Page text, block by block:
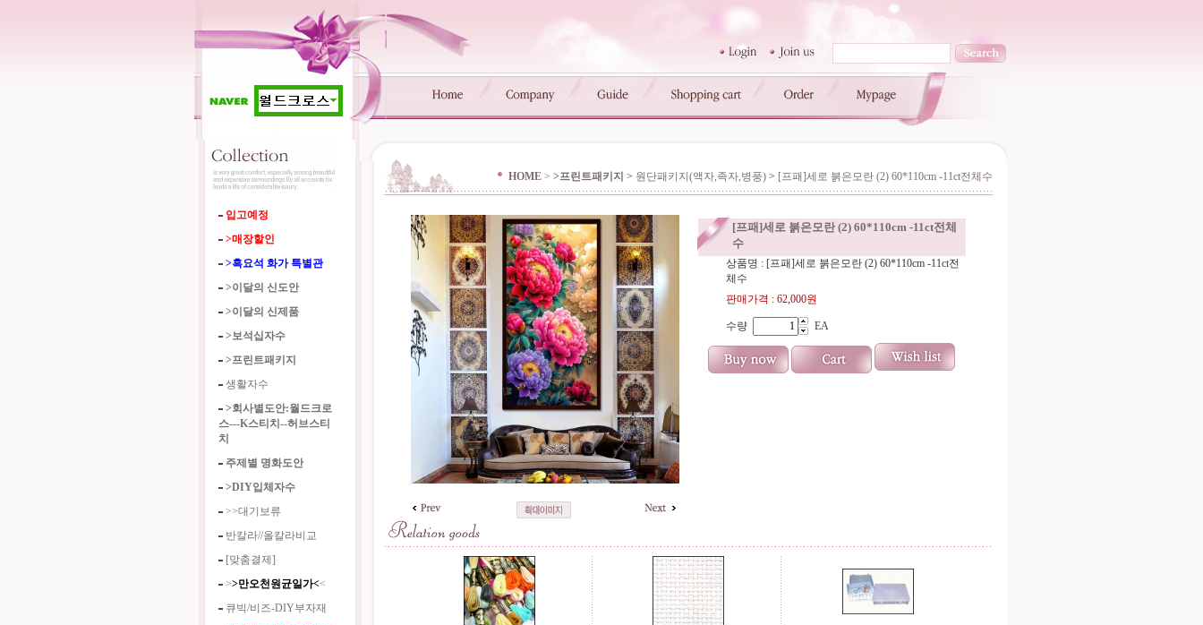
입고예정
>매장할인
>흑요석 화가 특별관
>이달의 신도안
>이달의 신제품
>보석십자수
>프린트패키지
생활자수
>회사별도안:월드크로
스---K스티치--허브스티
치
주제별 명화도안
>DIY입체자수
>>대기보류
반칼라//올칼라비교
[맞춤결제]
>>만오천원균일가<<
큐빅/비즈-DIY부자재
HOME > >프린트패키지 > 원단패키지(액자,족자,병풍) > [프패]세로 붉은모란 (2) 60*110cm -11ct전체수
[프패]세로 붉은모란 (2) 60*110cm -11ct전체
수
상품명 : [프패]세로 붉은모란 (2) 60*110cm -11ct전
체수
판매가격 : 62,000원
수량 EA